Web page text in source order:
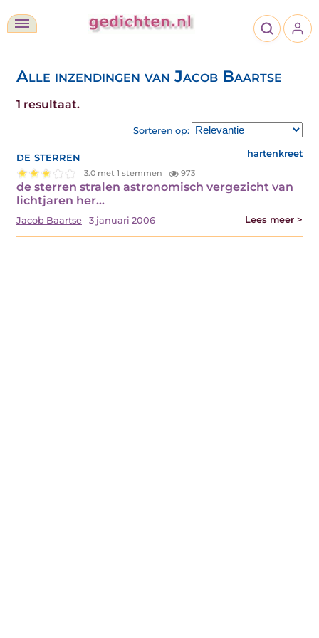
Alle inzendingen van Jacob Baartse
1 resultaat.
Sorteren op:
de sterren hartenkreet
3.0 met 1 stemmen 973
de sterren stralen astronomisch vergezicht van
lichtjaren her…
Jacob Baartse 3 januari 2006 Lees meer >